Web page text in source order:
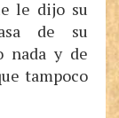
le dijo su
de su
nada y de
tampoco